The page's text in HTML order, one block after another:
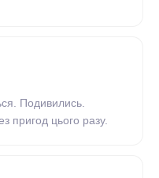
Подивились.
пригод цього разу.